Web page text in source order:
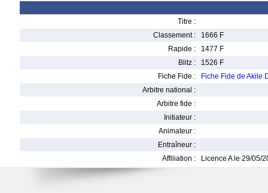
Titre :
Classement :
1666 F
Rapide :
1477 F
Blitz :
1526 F
Fiche Fide :
Fiche Fide de Akile
Arbitre national :
Arbitre fide :
Initiateur :
Animateur :
Entraîneur :
Affiliation :
Licence A le 29/05/